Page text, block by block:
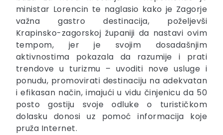
ministar Lorencin te naglasio kako je Zagorje
važna gastro destinacija, poželjevši
Krapinsko-zagorskoj županiji da nastavi ovim
tempom, jer je svojim dosadašnjim
aktivnostima pokazala da razumije i prati
trendove u turizmu – uvoditi nove usluge i
ponudu, promovirati destinaciju na adekvatan
i efikasan način, imajući u vidu činjenicu da 50
posto gostiju svoje odluke o turističkom
dolasku donosi uz pomoć informacija koje
pruža Internet.